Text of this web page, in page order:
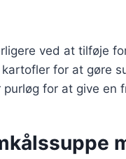
ved at tilføje
kartofler for at gøre
for at give en